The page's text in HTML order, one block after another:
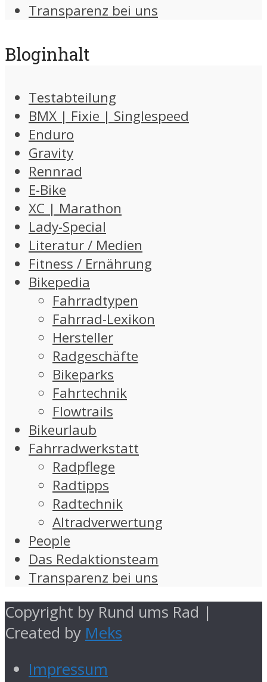
Transparenz bei uns
Bloginhalt
Testabteilung
BMX | Fixie | Singlespeed
Enduro
Gravity
Rennrad
E-Bike
XC | Marathon
Lady-Special
Literatur / Medien
Fitness / Ernährung
Bikepedia
Fahrradtypen
Fahrrad-Lexikon
Hersteller
Radgeschäfte
Bikeparks
Fahrtechnik
Flowtrails
Bikeurlaub
Fahrradwerkstatt
Radpflege
Radtipps
Radtechnik
Altradverwertung
People
Das Redaktionsteam
Transparenz bei uns
Copyright by Rund ums Rad |
Created by Meks
Impressum